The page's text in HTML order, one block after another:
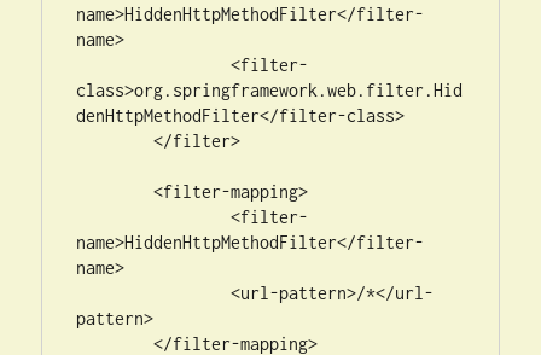
name>HiddenHttpMethodFilter</filter-
name>
		<filter-
class>org.springframework.web.filter.Hid
denHttpMethodFilter</filter-class>
	</filter>
	<filter-mapping>
		<filter-
name>HiddenHttpMethodFilter</filter-
name>
		<url-pattern>/*</url-
pattern>
	</filter-mapping>